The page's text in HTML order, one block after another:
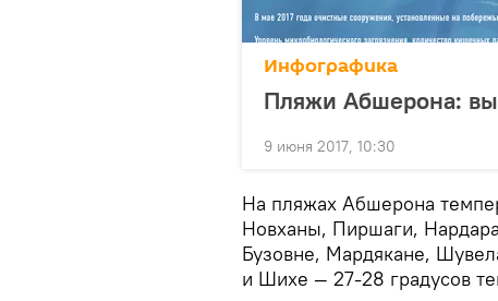
Инфографика
Пляжи Абшерона:
9 июня 2017, 10:30
На пляжах Абшерона
Новханы, Пиршаги,
Бузовне, Мардякане,
и Шихе — 27-28 градусов